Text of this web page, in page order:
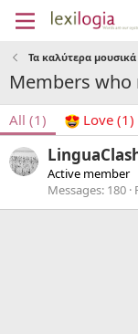
Τα καλύτερα μουσικά
Members who
All (1) Love (1)
Active member
Messages 180